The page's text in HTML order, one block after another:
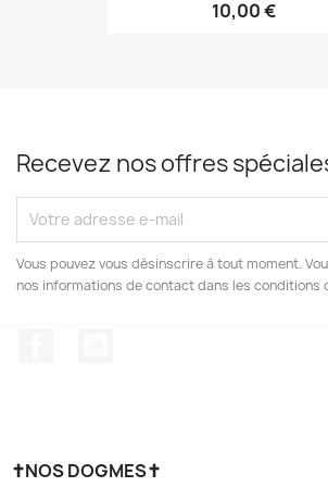
10,00 €
Recevez nos offres
Vous pouvez vous désinscrire à tout moment.
nos informations de contact dans les conditions
✝NOS DOGMES✝